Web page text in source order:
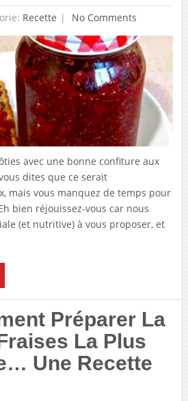
Recette No Comments
avec une bonne confiture aux
dites que ce serait
mais vous manquez de temps pour
bien réjouissez-vous car nous
(et nutritive) à vous proposer, et
Préparer La
La Plus
Une Recette